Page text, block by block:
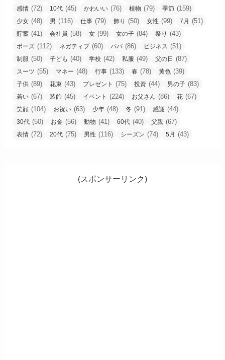
感情 (72) 10代 (45) かわいい (76) 植物 (79) 季節 (159)
少女 (48) 男 (116) 仕事 (79) 飾り (50) 女性 (99) 7月 (51)
貯蓄 (41) 会社員 (58) 女 (99) 女の子 (84) 祭り (43)
ポーズ (112) ネガティブ (60) パパ (86) ビジネス (51)
制服 (50) 子ども (40) 学校 (42) 私服 (49) 父の日 (87)
スーツ (55) マネー (48) 行事 (133) 春 (78) 黄色 (39)
子供 (89) 花束 (43) プレゼント (75) 投資 (44) 男の子 (83)
若い (67) 装飾 (45) イベント (224) お父さん (86) 花 (67)
笑顔 (104) お祝い (63) 少年 (48) 冬 (91) 感謝 (44)
30代 (50) お金 (56) 動物 (41) 60代 (40) 父親 (67)
表情 (72) 20代 (75) 男性 (116) シーズン (74) 5月 (43)
(スポンサーリンク)